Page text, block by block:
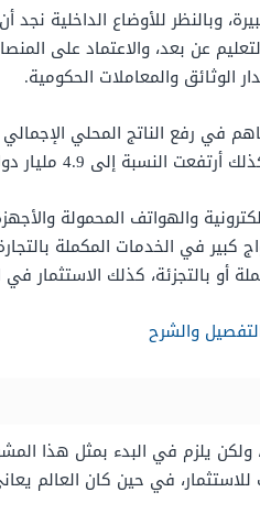
وبالنظر للأوضاع الداخلية
عن بعد، والاعتماد على
الوثائق والمعاملات الحكومية.
والهواتف المحمولة
في الخدمات المكملة
أو بالتجزئة، كذلك
والشرح
ولكن يلزم في البدء بمثل هذا
في حين كان العالم